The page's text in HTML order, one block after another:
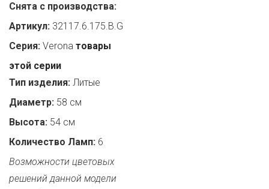
Снята с производства:
Артикул: 32117.6.175.B.G
Серия: Verona товары
этой серии
Тип изделия: Литые
Диаметр: 58 см
Высота: 54 см
Количество Ламп: 6
Возможности цветовых
решений данной модели